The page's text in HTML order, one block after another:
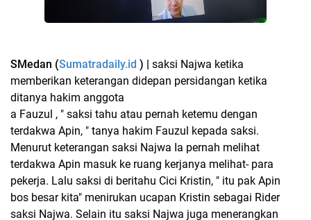
SMedan (Sumatradaily.id ) | saksi Najwa ketika
memberikan keterangan didepan persidangan ketika
ditanya hakim anggota
a Fauzul , " saksi tahu atau pernah ketemu dengan
terdakwa Apin, " tanya hakim Fauzul kepada saksi.
Menurut keterangan saksi Najwa Ia pernah melihat
terdakwa Apin masuk ke ruang kerjanya melihat- para
pekerja. Lalu saksi di beritahu Cici Kristin, " itu pak Apin
bos besar kita" menirukan ucapan Kristin sebagai Rider
saksi Najwa. Selain itu saksi Najwa juga menerangkan